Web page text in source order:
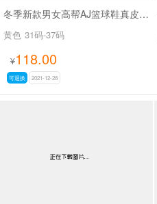
冬季新款男女高帮AJ篮球鞋真皮真毛雪地靴SA8866
黄色 31码-37码
¥118.00
可退换 2021-12-28